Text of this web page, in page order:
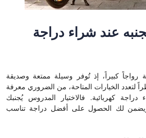
عند شراء دراجة
رواجاً كبيراً، إذ تُوفر وسيلة ممتعة وصديقة
لتعدد الخيارات المتاحة، من الضروري معرفة
كهربائية. فالاختيار المدروس يُجنبك
لك الحصول على أفضل دراجة تناسب